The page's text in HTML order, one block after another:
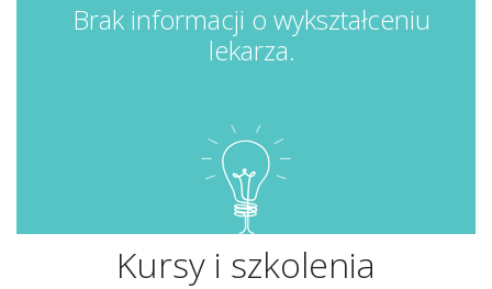
Brak informacji o wykształceniu
lekarza.
Kursy i szkolenia